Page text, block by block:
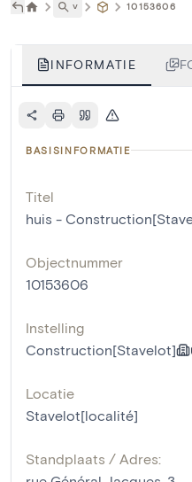
˅ 10153606
INFORMATIE
BASISINFORMATIE
Titel
huis -
Objectnummer
10153606
Instelling
Construction[Stavelot]
Locatie
Stavelot[localité]
Standplaats / Adres: